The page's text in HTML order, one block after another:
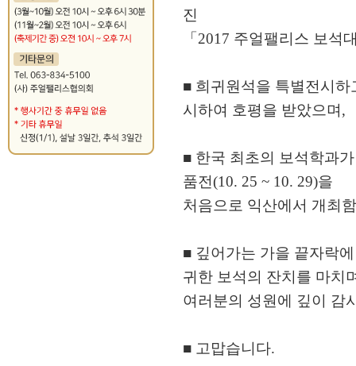
진
「2017 주얼팰리스 보
■ 희귀원석을 특별전시
시하여 호평을 받았으며,
■ 한국 최초의 보석학과
품전(10. 25 ~ 10. 29)을
처음으로 익산에서 개최
■ 깊어가는 가을 끝자락
귀한 보석의 잔치를 마치
여러분의 성원에 깊이 감
■ 고맙습니다.